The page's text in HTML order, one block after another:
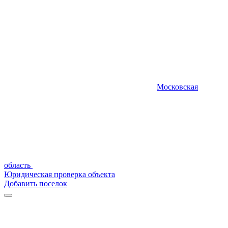
Московская
область
Юридическая проверка объекта
Добавить поселок